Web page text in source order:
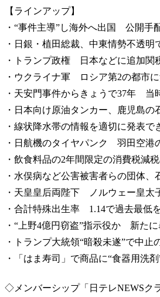
【ラインアップ】
・“事件主導”し海外へ出国 公開
・日銀・植田総裁、中東情勢不透明
・トランプ政権 日本などに追加関
・ウクライナ軍 ロシア第2の都市
・天安門事件からきょうで37年 当
・日本向け原油タンカー、鹿児島
・線状降水帯の情報を適切に発表
・日航機のタイヤパンク 羽田空港
・飲食料品の2年間限定の消費税減
・水俣病など公害被害者らの団体
・天皇皇后両陛下 ノルウェー皇
・合計特殊出生率 1.14で過去最低
・“上野4億円窃盗”指示役か 新た
・トランプ大統領“暗殺未遂”で中
・「はま寿司」で商品に“食器用
◇メンバーシップ「日テレNEWSク